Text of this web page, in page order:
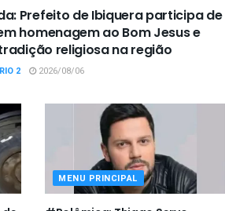
Prefeito de Ibiquera participa de
homenagem ao Bom Jesus e
religiosa na região
2 2026/08/06
MENU PRINCIPAL